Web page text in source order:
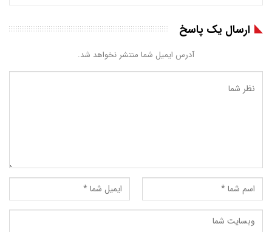
ارسال یک پاسخ
آدرس ایمیل شما منتشر نخواهد شد.